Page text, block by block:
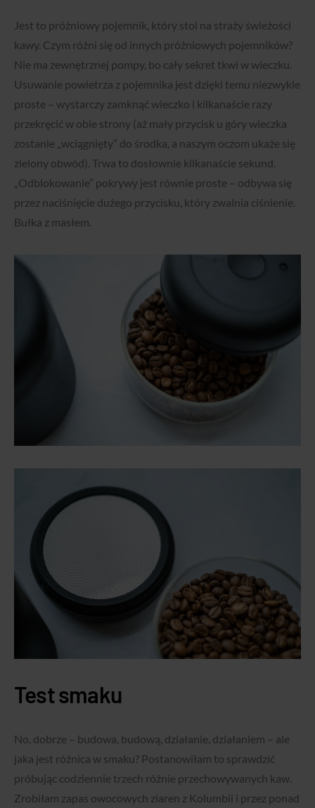
Jest to próżniowy pojemnik, który stoi na straży świeżości
kawy. Czym różni się od innych próżniowych pojemników?
Nie ma zewnętrznej pompy, bo cały sekret tkwi w wieczku.
Usuwanie powietrza z pojemnika jest dzięki temu niezwykle
proste – wystarczy zamknąć wieczko i kilkanaście razy
przekręcić w obie strony (aż mały przycisk u góry wieczka
zostanie „wciągnięty” do środka, a naszym oczom ukaże się
zielony obwód). Trwa to dosłownie kilkanaście sekund.
„Odblokowanie” pokrywy jest równie proste – odbywa się
przez naciśnięcie dużego przycisku, który zwalnia ciśnienie.
Bułka z masłem.
Test smaku
No, dobrze – budowa, budową, działanie, działaniem – ale
jaka jest różnica w smaku? Postanowiłam to sprawdzić
próbując codziennie trzech różnie przechowywanych kaw.
Zrobiłam zapas owocowych ziaren z Kolumbii i przez ponad